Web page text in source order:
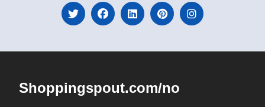
Shoppingspout.com/no